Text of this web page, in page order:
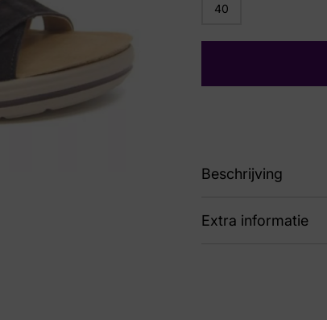
40
Beschrijving
132.2104/30 41.00
Extra informatie